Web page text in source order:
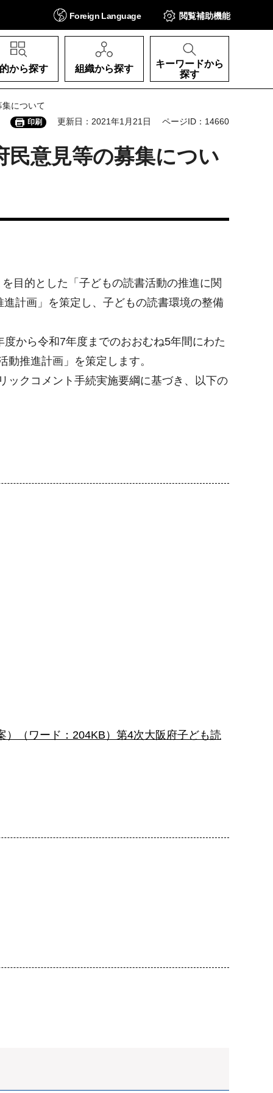
Foreign Language 閲覧補助機能
から探す 組織から探す
キーワードから
探す
について
印刷 更新日：2021年1月21日 ページID：14660
民意見等の募集につい
目的とした「子どもの読書活動の推進に関
計画」を策定し、子どもの読書環境の整備
から令和7年度までのおおむね5年間にわた
推進計画」を策定します。
ックコメント手続実施要綱に基づき、以下の
（ワード：204KB） 第4次大阪府子ども読